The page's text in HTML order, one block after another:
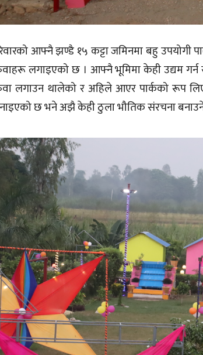
आफ्नै झण्डै १५ कट्टा जमिनमा बहु उपयोगी
लगाइएको छ । आफ्नै भूमिमा केही उद्यम गर्न
लगाउन थालेको र अहिले आएर पार्कको रूप
छ भने अझै केही ठुला भौतिक संरचना